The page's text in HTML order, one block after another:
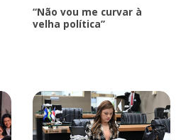
“Não vou me curvar à
velha política”